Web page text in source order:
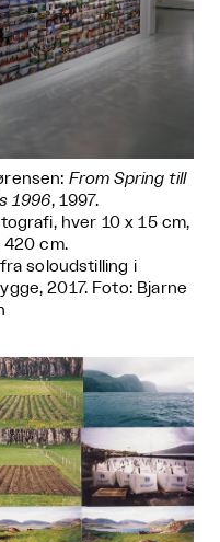
From Spring till
1996, 1997.
hver 10 x 15 cm,
420 cm.
soloudstilling i
2017. Foto: Bjarne